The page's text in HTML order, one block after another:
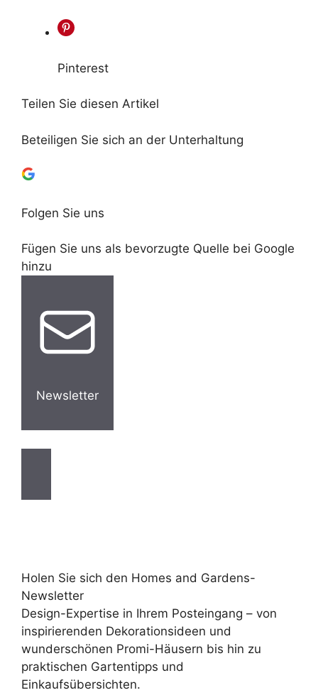
Pinterest
Teilen Sie diesen Artikel
Beteiligen Sie sich an der Unterhaltung
Folgen Sie uns
Fügen Sie uns als bevorzugte Quelle bei Google
hinzu
Newsletter
Holen Sie sich den Homes and Gardens-
Newsletter
Design-Expertise in Ihrem Posteingang – von
inspirierenden Dekorationsideen und
wunderschönen Promi-Häusern bis hin zu
praktischen Gartentipps und
Einkaufsübersichten.